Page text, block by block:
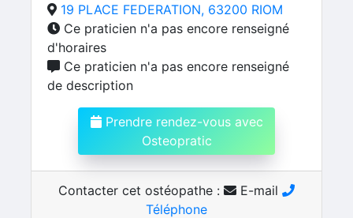
19 PLACE FEDERATION, 63200 RIOM
Ce praticien n'a pas encore renseigné
d'horaires
Ce praticien n'a pas encore renseigné
de description
Prendre rendez-vous avec
Osteopratic
Contacter cet ostéopathe :
E-mail
Téléphone